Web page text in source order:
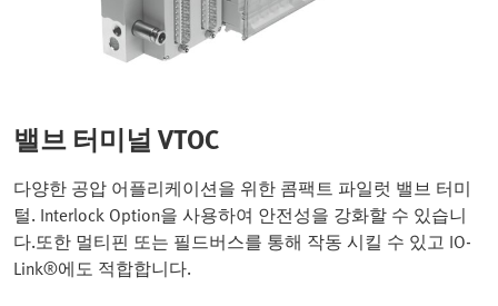
밸브 터미널 VTOC
다양한 공압 어플리케이션을 위한 콤팩트 파일럿 밸브 터미
털. Interlock Option을 사용하여 안전성을 강화할 수 있습니
다.또한 멀티핀 또는 필드버스를 통해 작동 시킬 수 있고 IO-
Link®에도 적합합니다.